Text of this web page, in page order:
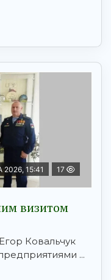
15:41 17
визитом
Ковальчук
...